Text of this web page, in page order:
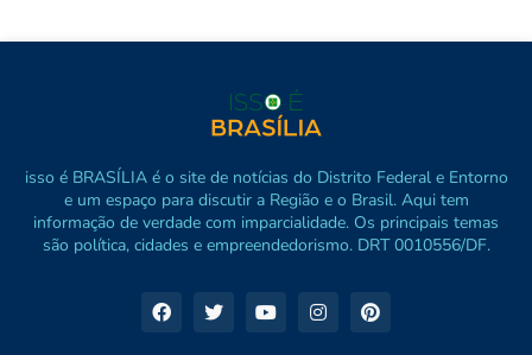
isso é BRASÍLIA é o site de notícias do Distrito Federal e Entorno
e um espaço para discutir a Região e o Brasil. Aqui tem
informação de verdade com imparcialidade. Os principais temas
são política, cidades e empreendedorismo. DRT 0010556/DF.